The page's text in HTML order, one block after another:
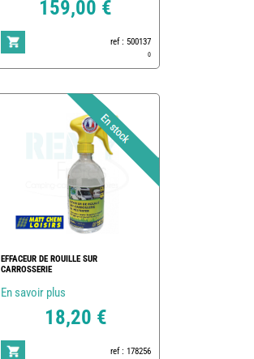
159,00 €
ref : 500137
0
EFFACEUR DE ROUILLE SUR
CARROSSERIE
En savoir plus
18,20 €
ref : 178256